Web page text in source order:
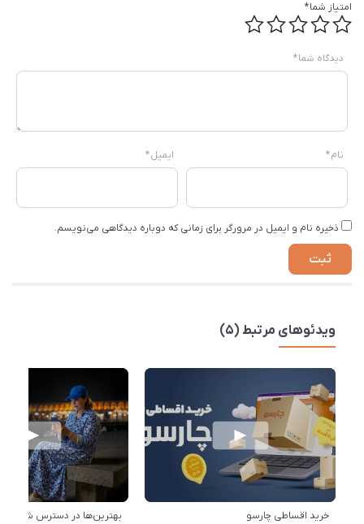
امتیاز شما*
دیدگاه شما*
نام* ایمیل*
ذخیره نام و ایمیل در مرورگر برای زمانی که دوباره دیدگاهی می‌نویسم.
ویدئوهای مرتبط (5)
خرید اقساطی چارسو بهترین‌ها در دسترس